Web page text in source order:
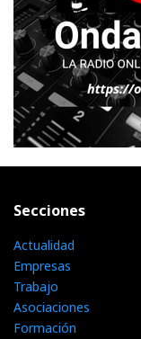
Secciones
Actualidad
Empresas
Trabajo
Asociaciones
Formación